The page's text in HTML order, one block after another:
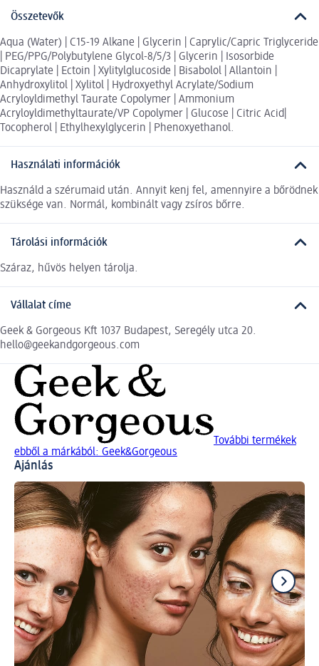
Összetevők
Aqua (Water) | C15-19 Alkane | Glycerin | Caprylic/Capric Triglyceride
| PEG/PPG/Polybutylene Glycol-8/5/3 | Glycerin | Isosorbide
Dicaprylate | Ectoin | Xylitylglucoside | Bisabolol | Allantoin |
Anhydroxylitol | Xylitol | Hydroxyethyl Acrylate/Sodium
Acryloyldimethyl Taurate Copolymer | Ammonium
Acryloyldimethyltaurate/VP Copolymer | Glucose | Citric Acid|
Tocopherol | Ethylhexylglycerin | Phenoxyethanol.
Használati információk
Használd a szérumaid után. Annyit kenj fel, amennyire a bőrödnek
szüksége van. Normál, kombinált vagy zsíros bőrre.
Tárolási információk
Száraz, hűvös helyen tárolja.
Vállalat címe
Geek & Gorgeous Kft 1037 Budapest, Seregély utca 20.
hello@geekandgorgeous.com
További termékek
ebből a márkából: Geek&Gorgeous
Ajánlás